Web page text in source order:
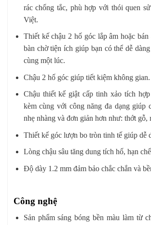
rác chống tắc, phù hợp với thói quen
Việt.
Thiết kế chậu 2 hố góc lắp âm hoặc
bàn chờ tiện ích giúp bạn có thể dễ
cùng một lúc.
Chậu 2 hố góc giúp tiết kiệm không gian.
Chậu thiết kế giật cấp tinh xảo tích
kèm cùng với công năng đa dạng giúp
nhẹ nhàng và đơn giản hơn như: thớt
Thiết kế góc lượn bo tròn tinh tế giúp dễ
Lòng chậu sâu tăng dung tích hố, hạn
Độ dày 1.2 mm đảm bảo chắc chắn và
Công nghệ
Sản phẩm sáng bóng bền màu làm từ